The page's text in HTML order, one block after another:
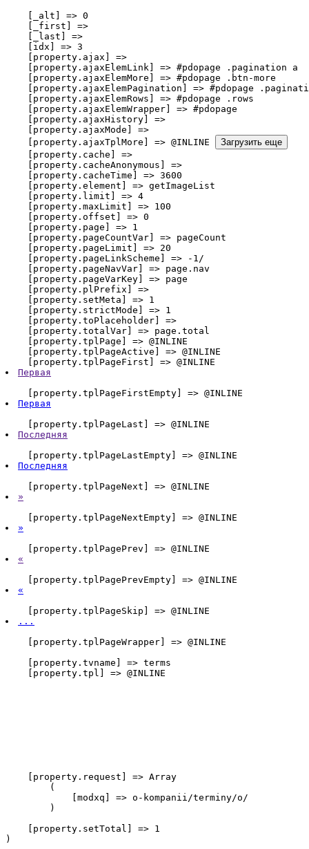
    [_alt] => 0
    [_first] =>
    [_last] =>
    [idx] => 3
    [property.ajax] =>
    [property.ajaxElemLink] => #pdopage .pagination a
    [property.ajaxElemMore] => #pdopage .btn-more
[property.ajaxElemPagination] => #pdopage
    [property.ajaxElemRows] => #pdopage .rows
    [property.ajaxElemWrapper] => #pdopage
    [property.ajaxHistory] =>
    [property.ajaxMode] =>
    [property.ajaxTplMore] => @INLINE
Загрузить еще
    [property.cache] =>
    [property.cacheAnonymous] =>
    [property.cacheTime] => 3600
    [property.element] => getImageList
    [property.limit] => 4
    [property.maxLimit] => 100
    [property.offset] => 0
    [property.page] => 1
    [property.pageCountVar] => pageCount
    [property.pageLimit] => 20
    [property.pageLinkScheme] => -1/
    [property.pageNavVar] => page.nav
    [property.pageVarKey] => page
    [property.plPrefix] =>
    [property.setMeta] => 1
    [property.strictMode] => 1
    [property.toPlaceholder] =>
    [property.totalVar] => page.total
    [property.tplPage] => @INLINE
    [property.tplPageActive] => @INLINE
    [property.tplPageFirst] => @INLINE
Первая
    [property.tplPageFirstEmpty] => @INLINE
Первая
    [property.tplPageLast] => @INLINE
Последняя
    [property.tplPageLastEmpty] => @INLINE
Последняя
    [property.tplPageNext] => @INLINE
»
    [property.tplPageNextEmpty] => @INLINE
»
    [property.tplPagePrev] => @INLINE
«
    [property.tplPagePrevEmpty] => @INLINE
«
    [property.tplPageSkip] => @INLINE
...
    [property.tplPageWrapper] => @INLINE
    [property.tvname] => terms
    [property.tpl] => @INLINE
    [property.request] => Array
        (
            [modxq] => o-kompanii/terminy/o/
        )
    [property.setTotal] => 1